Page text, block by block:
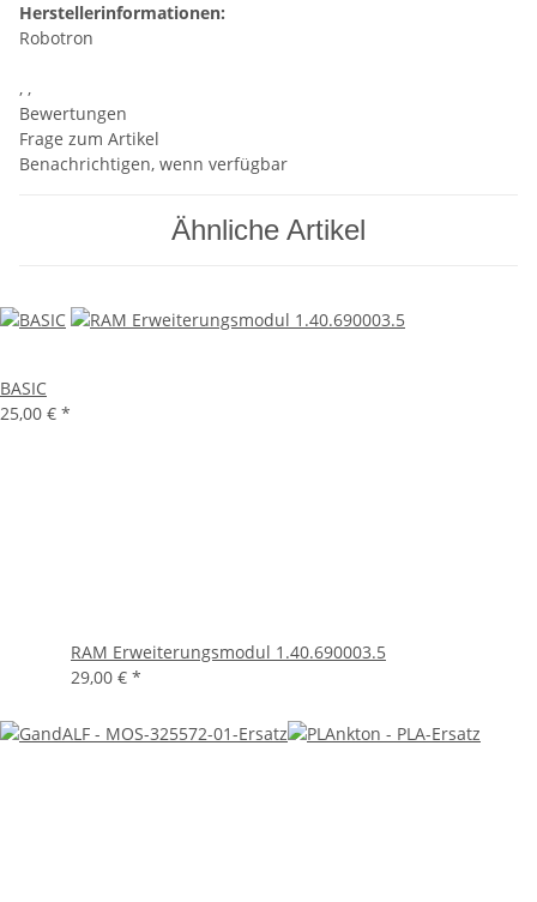
Herstellerinformationen:
Robotron
, ,
Bewertungen
Frage zum Artikel
Benachrichtigen, wenn verfügbar
Ähnliche Artikel
BASIC
25,00 € *
RAM Erweiterungsmodul 1.40.690003.5
29,00 € *